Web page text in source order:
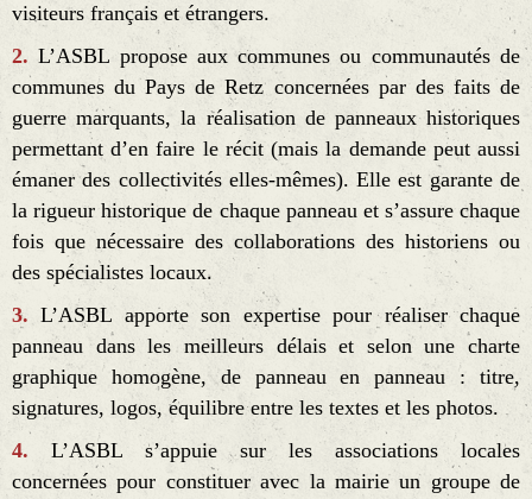
visiteurs français et étrangers.
2. L’ASBL propose aux communes ou communautés de
communes du Pays de Retz concernées par des faits de
guerre marquants, la réalisation de panneaux historiques
permettant d’en faire le récit (mais la demande peut aussi
émaner des collectivités elles-mêmes). Elle est garante de
la rigueur historique de chaque panneau et s’assure chaque
fois que nécessaire des collaborations des historiens ou
des spécialistes locaux.
3. L’ASBL apporte son expertise pour réaliser chaque
panneau dans les meilleurs délais et selon une charte
graphique homogène, de panneau en panneau : titre,
signatures, logos, équilibre entre les textes et les photos.
4. L’ASBL s’appuie sur les associations locales
concernées pour constituer avec la mairie un groupe de